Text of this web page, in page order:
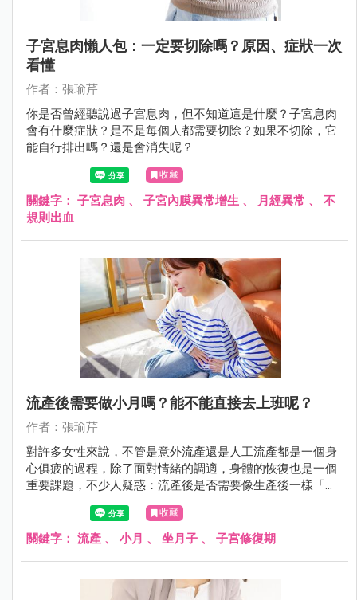
子宮息肉懶人包：一定要切除嗎？原因、症狀一次
看懂
作者：張瑜芹
你是否曾經聽說過子宮息肉，但不知道這是什麼？子宮息肉
會有什麼症狀？是不是每個人都需要切除？如果不切除，它
能自行排出嗎？還是會消失呢？
收藏
關鍵字： 子宮息肉 、 子宮內膜異常增生 、 月經異常 、 不
規則出血
流產後需要做小月嗎？能不能直接去上班呢？
作者：張瑜芹
對許多女性來說，不管是意外流產還是人工流產都是一個身
心俱疲的過程，除了面對情緒的調適，身體的恢復也是一個
重要課題，不少人疑惑：流產後是否需要像生產後一樣「坐
月子」？還是可以無縫接軌地回到工作崗位呢？今天瑜芹醫
師來幫大家解答這些問題！收藏
關鍵字： 流產 、 小月 、 坐月子 、 子宮修復期